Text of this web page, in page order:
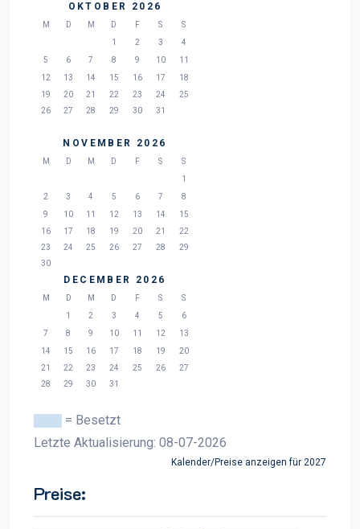
OKTOBER 2026
M D M D F S
S
1
2 3
4
5
6 7 8 9 10
11
12
13 14 15 16 17
18
19
20 21 22 23 24
25
26
27 28 29 30 31
NOVEMBER 2026
M D M D F S
S
1
2
3 4 5 6 7
8
9
10 11 12 13 14
15
16
17 18 19 20 21
22
23
24 25 26 27 28
29
30
DECEMBER 2026
M D M D F S
S
1
2 3 4 5
6
7
8 9 10 11 12
13
14
15 16 17 18 19
20
21
22 23 24 25 26
27
28
29 30 31
= Besetzt
Letzte Aktualisierung: 08-07-2026
Kalender/Preise anzeigen für 2027
Preise: